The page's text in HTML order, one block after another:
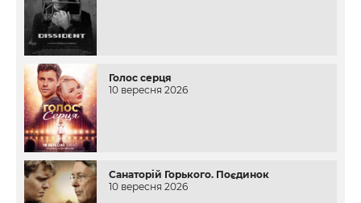
Голос серця
10 вересня 2026
Санаторій Горького. Поєдинок
10 вересня 2026